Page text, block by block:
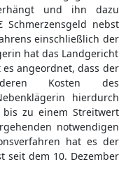
und ihn dazu
nebst
einschließlich der
hat das Landgericht
angeordnet, dass der
Kosten des
hierdurch
bis zu einem Streitwert
notwendigen
hat es der
seit dem 10. Dezember